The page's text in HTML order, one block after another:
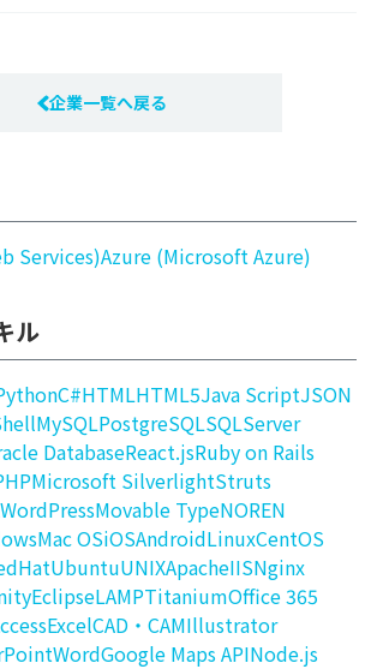
企業一覧へ戻る
Services)Azure (Microsoft Azure)
ル
C#HTMLHTML5Java ScriptJSON
MySQLPostgreSQLSQLServer
DatabaseReact.jsRuby on Rails
Microsoft SilverlightStruts
WordPressMovable TypeNOREN
Mac OSiOSAndroidLinuxCentOS
UbuntuUNIXApacheIISNginx
EclipseLAMPTitaniumOffice 365
ExcelCAD・CAMIllustrator
WordGoogle Maps APINode.js